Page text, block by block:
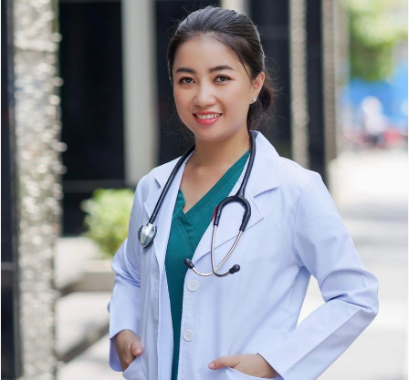
© 2003-2026 Bản quyền thuộc về Báo Thanh Niên. Cấm sao
chép dưới mọi hình thức nếu không có sự chấp thuận bằng văn
bản. Phát triển bởi ePi Technologies, JSC.